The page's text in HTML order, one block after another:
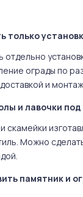
только
ограды по
и
и лавочки под
скамейки
Можно
памятник и